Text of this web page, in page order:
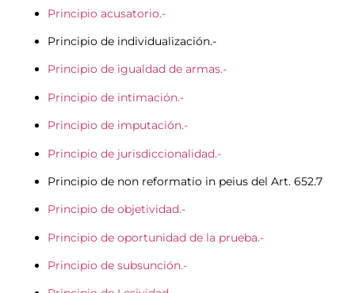
Principio acusatorio.-
Principio de individualización.-
Principio de igualdad de armas.-
Principio de intimación.-
Principio de imputación.-
Principio de jurisdiccionalidad.-
Principio de non reformatio in peius del Art. 652.7
Principio de objetividad.-
Principio de oportunidad de la prueba.-
Principio de subsunción.-